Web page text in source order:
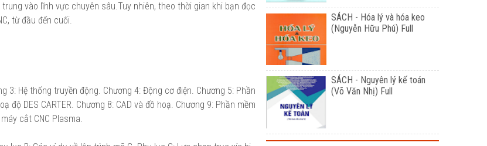
vào lĩnh vực chuyên sâu.Tuy nhiên, theo thời gian khi bạn đọc
từ đầu đến cuối.
3: Hệ thống truyền động. Chương 4: Động cơ điện. Chương 5: Phần
độ DES CARTER. Chương 8: CAD và đồ hoạ. Chương 9: Phần mềm
cắt CNC Plasma.
SÁCH - Hóa lý và hóa keo
(Nguyễn Hữu Phú) Full
SÁCH - Nguyên lý kế toán
(Võ Văn Nhị) Full